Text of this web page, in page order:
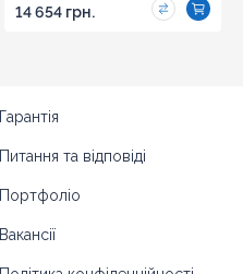
14 654 грн.
Гарантія
Питання та відповіді
Портфоліо
Вакансії